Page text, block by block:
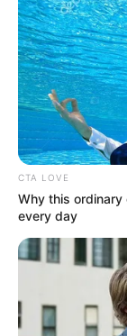
Наразі заходи
виявлених
Західне
CTA LOVE
Why this
every day